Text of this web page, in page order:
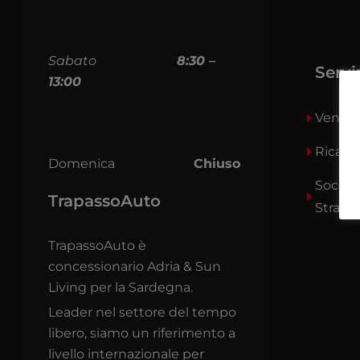
Sabato 8:30 –
13:00
Domenica Chiuso
TrapassoAuto
TrapassoAuto è
concessionario Adria & Sun
Living per la Sardegna.
Leader nel settore del tempo
libero, siamo un riferimento a
livello internazionale per
Vendita
Ricambi